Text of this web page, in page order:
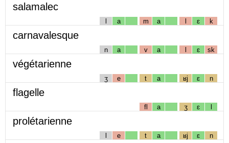
salamalec
l a m a l ɛ k
carnavalesque
n a v a l ɛ sk
végétarienne
ʒ e t a ʁj ɛ n
flagelle
fl a ʒ ɛ l
prolétarienne
l e t a ʁj ɛ n